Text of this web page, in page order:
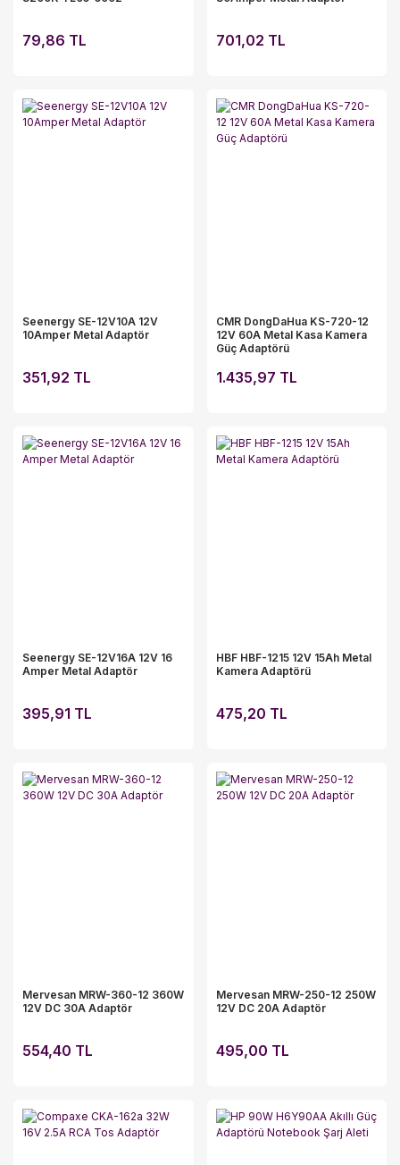
79,86 TL 701,02 TL
Seenergy SE-12V10A 12V
10Amper Metal Adaptör
351,92 TL
CMR DongDaHua KS-720-12
12V 60A Metal Kasa Kamera
Güç Adaptörü
1.435,97 TL
Seenergy SE-12V16A 12V 16
Amper Metal Adaptör
395,91 TL
HBF HBF-1215 12V 15Ah Metal
Kamera Adaptörü
475,20 TL
Mervesan MRW-360-12 360W
12V DC 30A Adaptör
554,40 TL
Mervesan MRW-250-12 250W
12V DC 20A Adaptör
495,00 TL